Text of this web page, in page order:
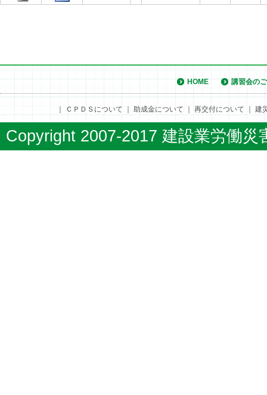
HOME 講習会の
ＣＰＤＳについて 助成金について 再交付について 建
Copyright 2007-2017 建設業労働